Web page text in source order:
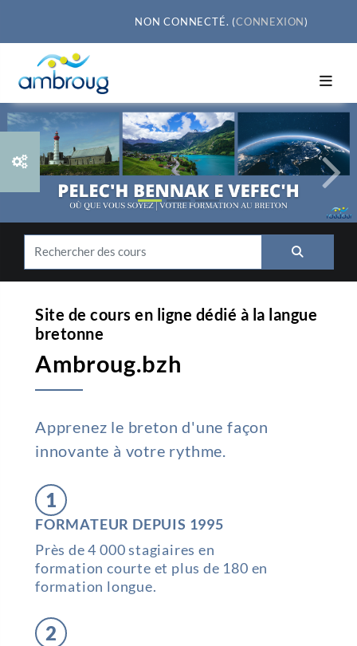
NON CONNECTÉ. (CONNEXION)
Previous
Site de cours en ligne dédié à la langue
bretonne
Ambroug.bzh
Apprenez le breton d'une façon
innovante à votre rythme.
1
FORMATEUR DEPUIS 1995
Près de 4 000 stagiaires en
formation courte et plus de 180 en
formation longue.
2